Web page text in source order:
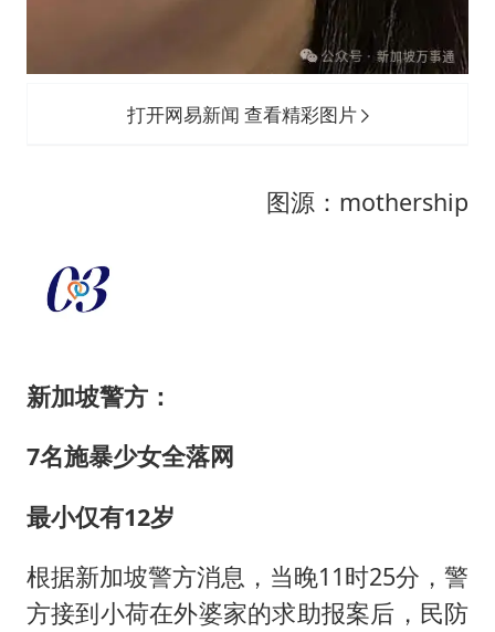
打开网易新闻 查看精彩图片
图源：mothership
新加坡警方：
7名施暴少女全落网
最小仅有12岁
根据新加坡警方消息，当晚11时25分，警
方接到小荷在外婆家的求助报案后，民防